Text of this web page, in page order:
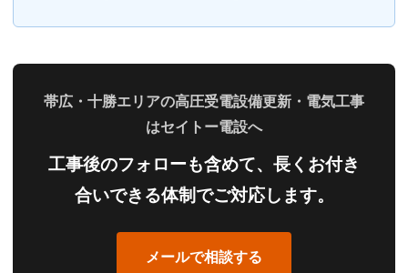
帯広・十勝エリアの高圧受電設備更新・電気工事
はセイトー電設へ
工事後のフォローも含めて、長くお付き
合いできる体制でご対応します。
メールで相談する